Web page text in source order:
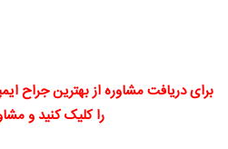
برای دریافت مشاوره از بهترین جراح
را کلیک کنید و